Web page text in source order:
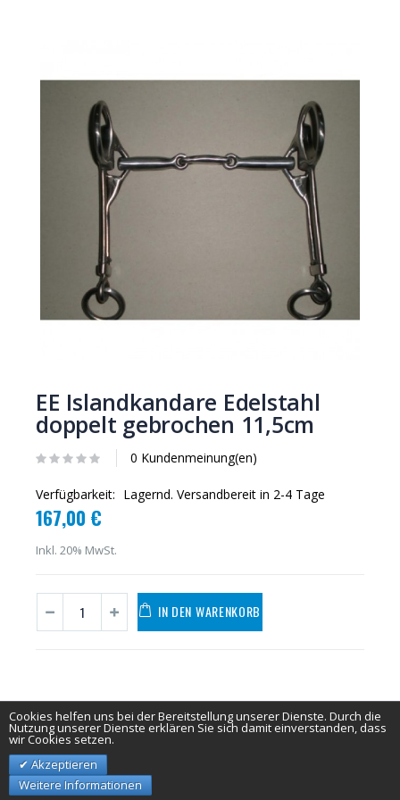
EE Islandkandare Edelstahl
doppelt gebrochen 11,5cm
0 Kundenmeinung(en)
Verfügbarkeit: Lagernd. Versandbereit in 2-4 Tage
167,00 €
Inkl. 20% MwSt.
IN DEN WARENKORB
Cookies helfen uns bei der Bereitstellung unserer Dienste. Durch die
Nutzung unserer Dienste erklären Sie sich damit einverstanden, dass
wir Cookies setzen.
Akzeptieren
Weitere Informationen